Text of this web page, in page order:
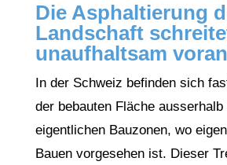
Die Asphaltierung
Landschaft
unaufhaltsam voran
In der Schweiz befinden sich
der bebauten Fläche ausserhalb
eigentlichen Bauzonen, wo
Bauen vorgesehen ist. Dieser